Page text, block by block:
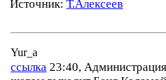
Источник: Т.Алексеев
Yur_a
ссылка 23:40,